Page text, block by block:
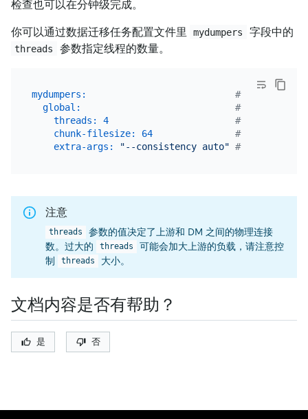
检查也可以在分钟级完成。
你可以通过数据迁移任务配置文件里 mydumpers 字段中的
threads 参数指定线程的数量。
mydumpers:
# dump 处理单
global:
# 配置名称
threads:
4
# dump 处理单
chunk-filesize:
64
# dump 处理单
extra-args:
"--consistency auto" # dump 处理
注意
threads
参数的值决定了上游和 DM 之间的物理连接
数。过大的
threads
可能会加大上游的负载，请注意控
制
threads 大小。
文档内容是否有帮助？
是 否